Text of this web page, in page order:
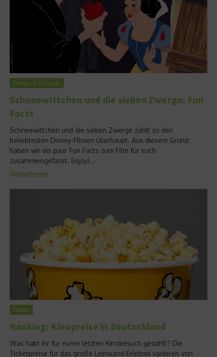
Family & Friends
Schneewittchen und die sieben Zwerge: Fun
Facts
Schneewittchen und die sieben Zwerge zählt zu den
beliebtesten Disney-Filmen überhaupt. Aus diesem Grund
haben wir ein paar Fun Facts zum Film für euch
zusammengefasst. Enjoy!...
Weiterlesen
News
Ranking: Kinopreise in Deutschland
Was habt ihr für euren letzten Kinobesuch gezahlt? Die
Ticketpreise für das große Leinwand-Erlebnis variieren von